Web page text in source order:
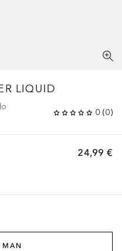
LIQUID
0 (0)
24,99 €
MAN